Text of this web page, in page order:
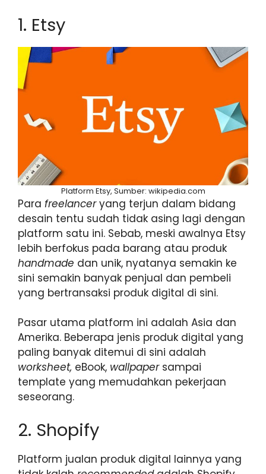
1. Etsy
Platform Etsy, Sumber: wikipedia.com
Para freelanceryang terjun dalam bidang
desain tentu sudah tidak asing lagi dengan
platform satu ini. Sebab, meski awalnya Etsy
lebih berfokus pada barang atau produk
handmade dan unik, nyatanya semakin ke
sini semakin banyak penjual dan pembeli
yang bertransaksi produk digital di sini.
Pasar utama platform ini adalah Asia dan
Amerika. Beberapa jenis produk digital yang
paling banyak ditemui di sini adalah
worksheet, eBook, wallpaper sampai
template yang memudahkan pekerjaan
seseorang.
2. Shopify
Platform jualan produk digital lainnya yang